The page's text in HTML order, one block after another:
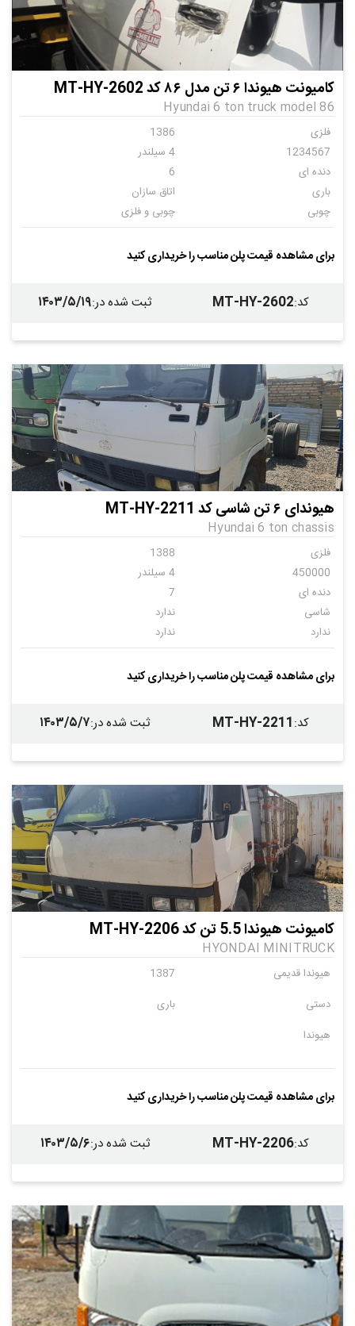
کامیونت هیوندا ۶ تن مدل ۸۶ کد MT-HY-2602
Hyundai 6 ton truck model 86
فلزی
1386
1234567
4 سیلندر
دنده ای
6
باری
اتاق سازان
چوبی
چوبی و فلزی
برای مشاهده قیمت پلن مناسب را خریداری کنید
کد:
MT-HY-2602 ثبت شده در:۱۴۰۳/۵/۱۹
هیوندای ۶ تن شاسی کد MT-HY-2211
Hyundai 6 ton chassis
فلزی
1388
450000
4 سیلندر
دنده ای
7
شاسی
ندارد
ندارد
ندارد
برای مشاهده قیمت پلن مناسب را خریداری کنید
کد:
MT-HY-2211 ثبت شده در:۱۴۰۳/۵/۷
کامیونت هیوندا 5.5 تن کد MT-HY-2206
HYONDAI MINITRUCK
هیوندا قدیمی
1387
دستی
باری
هیوندا
برای مشاهده قیمت پلن مناسب را خریداری کنید
کد:
MT-HY-2206 ثبت شده در:۱۴۰۳/۵/۶